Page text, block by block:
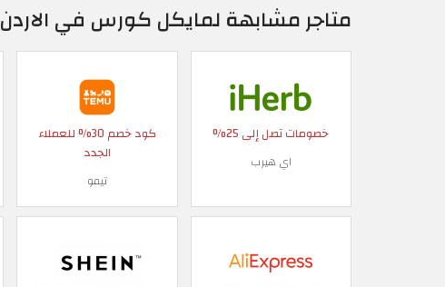
متاجر مشابهة لمايكل كورس في الاردن
خصومات تصل إلى 25%
اي هيرب
كود خصم 30% للعملاء
الجدد
تيمو